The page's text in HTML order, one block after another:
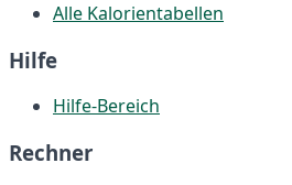
Alle Kalorientabellen
Hilfe
Hilfe-Bereich
Rechner